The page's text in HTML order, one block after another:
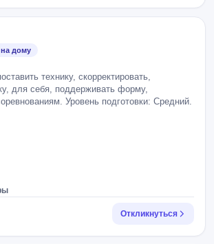
дому
технику, скорректировать,
для себя, поддерживать форму,
Уровень подготовки: Средний.
Откликнуться